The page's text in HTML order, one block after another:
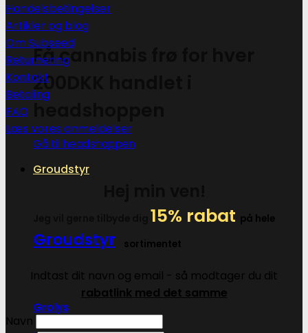
Få cannabis frø for hver
200DKK handlet i
Gå til headshoppen
Groudstyr
Groudstyr
Grolys
Handelsbetingelser
Artikler og blog
Om Subseed
Returnering
Kontakt
Betaling
FAQ
Læs vores anmeldelser
15% rabat på hele
sortimentet
Indtast dit navn og email - så modtager du dit
rabatlink med det samme
Navn